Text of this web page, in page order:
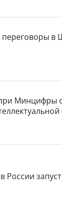
в
Минцифры
России